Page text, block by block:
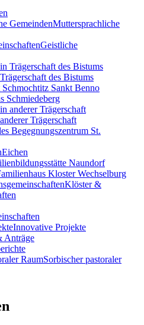
Muttersprachliche
Geistliche
des Bistums
Sankt Benno
Schmiedeberg
Trägerschaft
Begegnungszentrum St.
Naundorf
Kloster Wechselburg
Klöster &
Innovative Projekte
Anträge
Sorbischer pastoraler